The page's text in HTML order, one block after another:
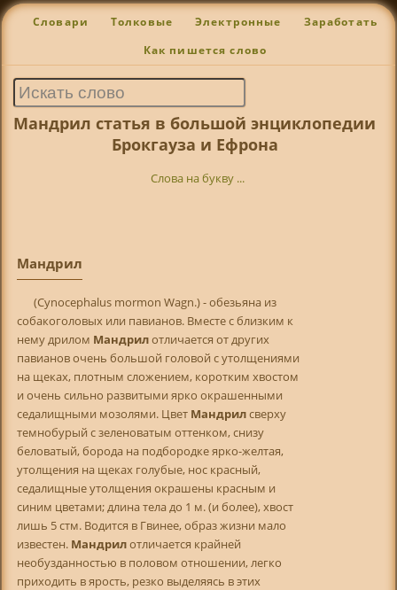
Словари Толковые Электронные Заработать
Как пишется слово
Мандрил статья в большой энциклопедии
Брокгауза и Ефрона
Слова на букву ...
Мандрил
(Cynocephalus mormon Wagn.) - обезьяна из
собакоголовых или павианов. Вместе с близким к
нему дрилом Мандрилотличается от других
павианов очень большой головой с утолщениями
на щеках, плотным сложением, коротким хвостом
и очень сильно развитыми ярко окрашенными
седалищными мозолями. Цвет Мандрилсверху
темнобурый с зеленоватым оттенком, снизу
беловатый, борода на подбородке ярко-желтая,
утолщения на щеках голубые, нос красный,
седалищные утолщения окрашены красным и
синим цветами; длина тела до 1 м. (и более), хвост
лишь 5 стм. Водится в Гвинее, образ жизни мало
известен. Мандрилотличается крайней
необузданностью в половом отношении, легко
приходить в ярость, резко выделяясь в этих